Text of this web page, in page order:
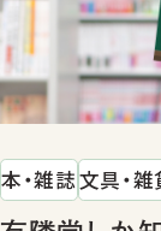
本・雑誌文具・雑